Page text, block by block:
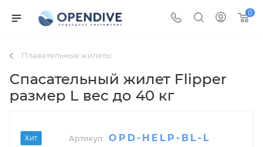
0
Плавательные жилеты
Спасательный жилет Flipper
размер L вес до 40 кг
Хит Артикул: OPD-HELP-BL-L